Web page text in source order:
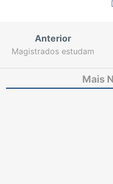
Anterior
Magistrados estudam
agilizar trabalhos nas
Secretarias Judiciárias
Mais